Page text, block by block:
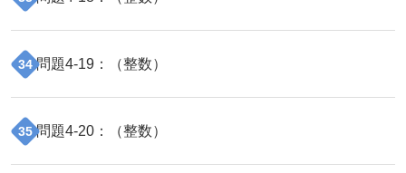
34 問題4-19 ：（整数）
35 問題4-20 ：（整数）